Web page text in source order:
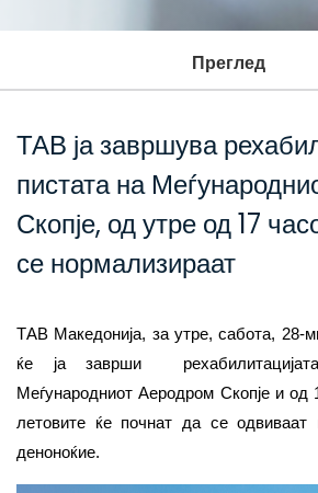
Преглед
ТАВ ја завршува
пистата на
Скопје, од утре од 17
се нормализираат
ТАВ Македонија, за утре, сабота, 28-
ќе ја заврши
Меѓународниот Аеродром Скопје и од
летовите ќе почнат да се одвиваат
деноноќие.